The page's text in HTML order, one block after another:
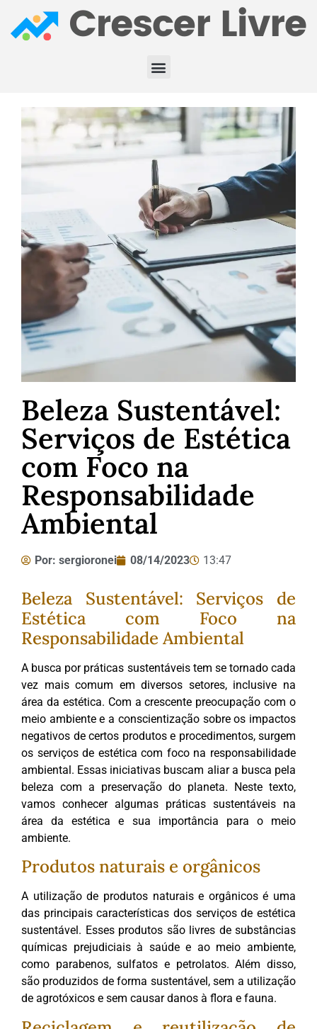
Beleza Sustentável:
Serviços de Estética
com Foco na
Responsabilidade
Ambiental
Por: sergioronei 08/14/2023 13:47
Beleza Sustentável: Serviços de
Estética com Foco na
Responsabilidade Ambiental
A busca por práticas sustentáveis tem se tornado cada
vez mais comum em diversos setores, inclusive na
área da estética. Com a crescente preocupação com o
meio ambiente e a conscientização sobre os impactos
negativos de certos produtos e procedimentos, surgem
os serviços de estética com foco na responsabilidade
ambiental. Essas iniciativas buscam aliar a busca pela
beleza com a preservação do planeta. Neste texto,
vamos conhecer algumas práticas sustentáveis na
área da estética e sua importância para o meio
ambiente.
Produtos naturais e orgânicos
A utilização de produtos naturais e orgânicos é uma
das principais características dos serviços de estética
sustentável. Esses produtos são livres de substâncias
químicas prejudiciais à saúde e ao meio ambiente,
como parabenos, sulfatos e petrolatos. Além disso,
são produzidos de forma sustentável, sem a utilização
de agrotóxicos e sem causar danos à flora e fauna.